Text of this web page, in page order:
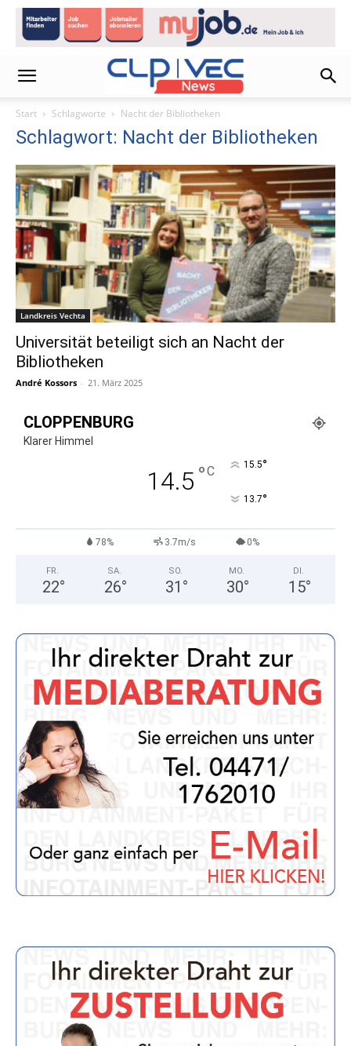
Start Schlagworte Nacht der Bibliotheken
Schlagwort: Nacht der Bibliotheken
Landkreis Vechta
Universität beteiligt sich an Nacht der
Bibliotheken
André Kossors - 21. März 2025
CLOPPENBURG
Klarer Himmel
14.5 °C 15.5°
13.7°
78% 3.7m/s 0%
FR.
22°
SA.
26°
SO.
31 °
MO.
30°
DI.
15°